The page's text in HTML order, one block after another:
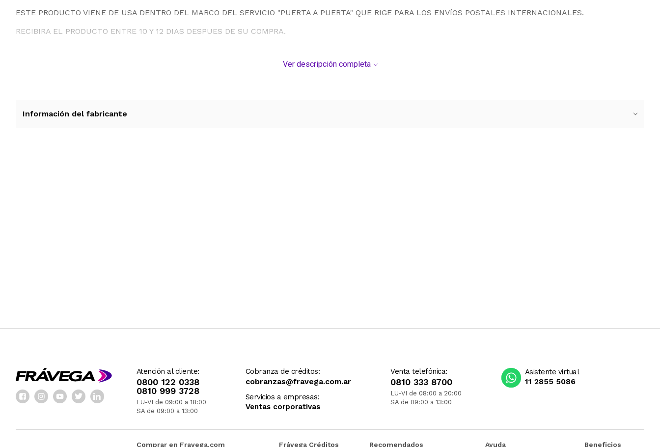
ESTE PRODUCTO VIENE DE USA DENTRO DEL MARCO DEL SERVICIO "PUERTA A PUERTA" QUE RIGE PARA LOS ENVíOS POSTALES INTERNACIONALES.
RECIBIRA EL PRODUCTO ENTRE 10 Y 12 DIAS DESPUES DE SU COMPRA.
Ver descripción completa
Información del fabricante
Atención al cliente:
0800 122 0338
0810 999 3728
LU-VI de 09:00 a 18:00
SA de 09:00 a 13:00
Cobranza de créditos:
cobranzas@fravega.com.ar
Servicios a empresas:
Ventas corporativas
Venta telefónica:
0810 333 8700
LU-VI de 08:00 a 20:00
SA de 09:00 a 13:00
Asistente virtual
11 2855 5086
Comprar en Fravega.com Frávega Créditos Recomendados Ayuda Beneficios